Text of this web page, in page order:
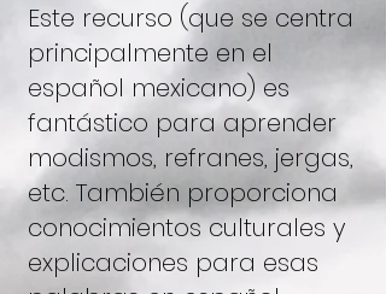
Este recurso (que se centra
principalmente en el
español mexicano) es
fantástico para aprender
modismos, refranes, jergas,
etc. También proporciona
conocimientos culturales y
explicaciones para esas